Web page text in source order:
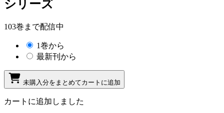
シリーズ
103巻まで配信中
1巻から
最新刊から
未購入分をまとめてカートに追加
カートに追加しました